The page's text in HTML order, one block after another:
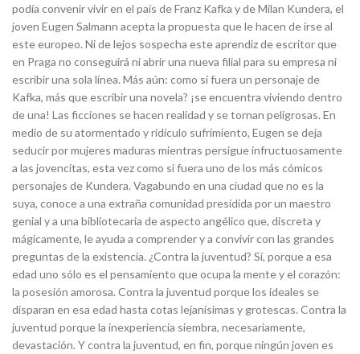
podía convenir vivir en el país de Franz Kafka y de Milan Kundera, el
joven Eugen Salmann acepta la propuesta que le hacen de irse al
este europeo. Ni de lejos sospecha este aprendiz de escritor que
en Praga no conseguirá ni abrir una nueva filial para su empresa ni
escribir una sola línea. Más aún: como si fuera un personaje de
Kafka, más que escribir una novela? ¡se encuentra viviendo dentro
de una! Las ficciones se hacen realidad y se tornan peligrosas. En
medio de su atormentado y ridículo sufrimiento, Eugen se deja
seducir por mujeres maduras mientras persigue infructuosamente
a las jovencitas, esta vez como si fuera uno de los más cómicos
personajes de Kundera. Vagabundo en una ciudad que no es la
suya, conoce a una extraña comunidad presidida por un maestro
genial y a una bibliotecaria de aspecto angélico que, discreta y
mágicamente, le ayuda a comprender y a convivir con las grandes
preguntas de la existencia. ¿Contra la juventud? Sí, porque a esa
edad uno sólo es el pensamiento que ocupa la mente y el corazón:
la posesión amorosa. Contra la juventud porque los ideales se
disparan en esa edad hasta cotas lejanísimas y grotescas. Contra la
juventud porque la inexperiencia siembra, necesariamente,
devastación. Y contra la juventud, en fin, porque ningún joven es